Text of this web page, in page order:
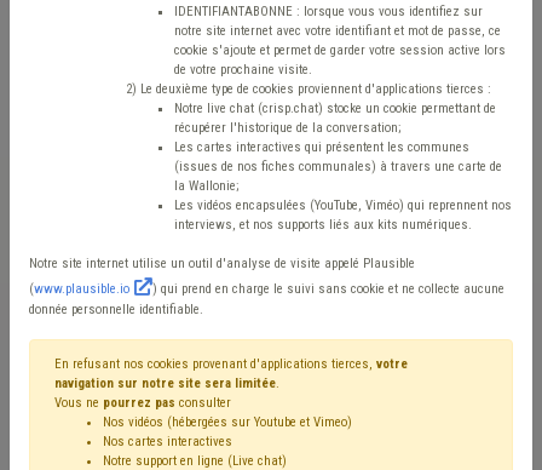
Prolongation des délais
impactés par
l’intrusion d’avril 2025
dans les systèmes
informatiques de la
Région wallonne :
incidences en énergie
Mis en ligne le 28 Mai 2025 - Dernière mise à jour le 23 Juin 2025
- Matteo GASTOUT
IDENTIFIANTABONNE : lorsque vous vous identifiez sur
notre site internet avec votre identifiant et mot de passe, ce
cookie s'ajoute et permet de garder votre session active lors
de votre prochaine visite.
2) Le deuxième type de cookies proviennent d'applications tierces :
Notre live chat (crisp.chat) stocke un cookie permettant de
récupérer l'historique de la conversation;
Les cartes interactives qui présentent les communes
(issues de nos fiches communales) à travers une carte de
la Wallonie;
Les vidéos encapsulées (YouTube, Viméo) qui reprennent nos
interviews, et nos supports liés aux kits numériques.
Notre site internet utilise un outil d'analyse de visite appelé Plausible
(www.plausible.io
) qui prend en charge le suivi sans cookie et ne collecte aucune
donnée personnelle identifiable.
En refusant nos cookies provenant d'applications tierces, votre
navigation sur notre site sera limitée.
Vous ne pourrez pas consulter
Nos vidéos (hébergées sur Youtube et Vimeo)
Nos cartes interactives
Notre support en ligne (Live chat)